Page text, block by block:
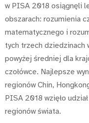
w PISA 2018 osiągnęli
obszarach: rozumienia
matematycznego i
tych trzech dziedzinach
powyżej średniej dla
czołówce. Najlepsze
regionów Chin,
PISA 2018 wzięło
regionów świata.